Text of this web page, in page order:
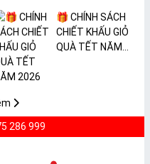
🎁 CHÍNH SÁCH
CHIẾT KHẤU GIỎ
QUÀ TẾT NĂM
286 999